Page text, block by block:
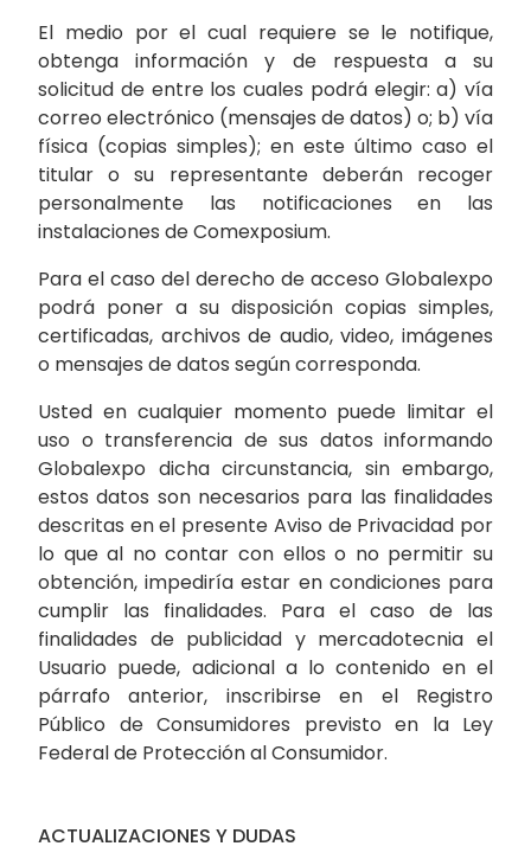
El medio por el cual requiere se le notifique,
obtenga información y de respuesta a su
solicitud de entre los cuales podrá elegir: a) vía
correo electrónico (mensajes de datos) o; b) vía
física (copias simples); en este último caso el
titular o su representante deberán recoger
personalmente las notificaciones en las
instalaciones de Comexposium.
Para el caso del derecho de acceso Globalexpo
podrá poner a su disposición copias simples,
certificadas, archivos de audio, video, imágenes
o mensajes de datos según corresponda.
Usted en cualquier momento puede limitar el
uso o transferencia de sus datos informando
Globalexpo dicha circunstancia, sin embargo,
estos datos son necesarios para las finalidades
descritas en el presente Aviso de Privacidad por
lo que al no contar con ellos o no permitir su
obtención, impediría estar en condiciones para
cumplir las finalidades. Para el caso de las
finalidades de publicidad y mercadotecnia el
Usuario puede, adicional a lo contenido en el
párrafo anterior, inscribirse en el Registro
Público de Consumidores previsto en la Ley
Federal de Protección al Consumidor.
ACTUALIZACIONES Y DUDAS